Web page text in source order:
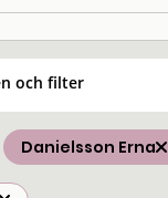
och filter
Danielsson Erna